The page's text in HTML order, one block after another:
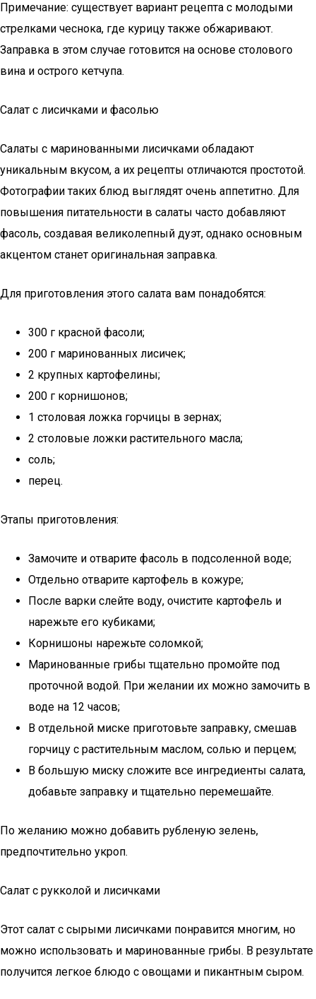
Примечание: существует вариант рецепта с молодыми
стрелками чеснока, где курицу также обжаривают.
Заправка в этом случае готовится на основе столового
вина и острого кетчупа.
Салат с лисичками и фасолью
Салаты с маринованными лисичками обладают
уникальным вкусом, а их рецепты отличаются простотой.
Фотографии таких блюд выглядят очень аппетитно. Для
повышения питательности в салаты часто добавляют
фасоль, создавая великолепный дуэт, однако основным
акцентом станет оригинальная заправка.
Для приготовления этого салата вам понадобятся:
300 г красной фасоли;
200 г маринованных лисичек;
2 крупных картофелины;
200 г корнишонов;
1 столовая ложка горчицы в зернах;
2 столовые ложки растительного масла;
соль;
перец.
Этапы приготовления:
Замочите и отварите фасоль в подсоленной воде;
Отдельно отварите картофель в кожуре;
После варки слейте воду, очистите картофель и
нарежьте его кубиками;
Корнишоны нарежьте соломкой;
Маринованные грибы тщательно промойте под
проточной водой. При желании их можно замочить в
воде на 12 часов;
В отдельной миске приготовьте заправку, смешав
горчицу с растительным маслом, солью и перцем;
В большую миску сложите все ингредиенты салата,
добавьте заправку и тщательно перемешайте.
По желанию можно добавить рубленую зелень,
предпочтительно укроп.
Салат с рукколой и лисичками
Этот салат с сырыми лисичками понравится многим, но
можно использовать и маринованные грибы. В результате
получится легкое блюдо с овощами и пикантным сыром.